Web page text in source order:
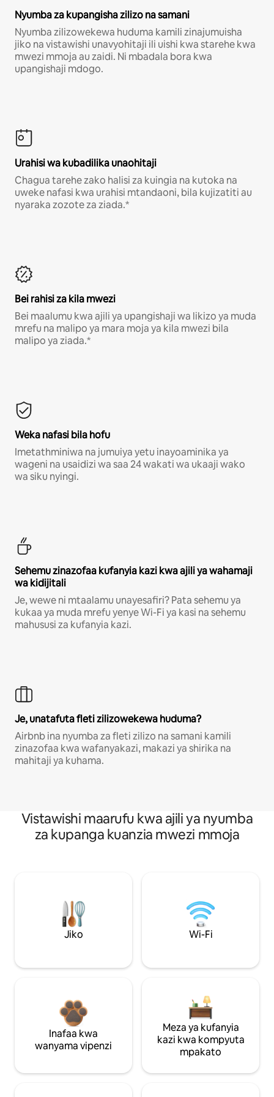
Nyumba za kupangisha zilizo na samani
Nyumba zilizowekewa huduma kamili zinajumuisha
jiko na vistawishi unavyohitaji ili uishi kwa starehe kwa
mwezi mmoja au zaidi. Ni mbadala bora kwa
upangishaji mdogo.
Urahisi wa kubadilika unaohitaji
Chagua tarehe zako halisi za kuingia na kutoka na
uweke nafasi kwa urahisi mtandaoni, bila kujizatiti au
nyaraka zozote za ziada.*
Bei rahisi za kila mwezi
Bei maalumu kwa ajili ya upangishaji wa likizo ya muda
mrefu na malipo ya mara moja ya kila mwezi bila
malipo ya ziada.*
Weka nafasi bila hofu
Imetathminiwa na jumuiya yetu inayoaminika ya
wageni na usaidizi wa saa 24 wakati wa ukaaji wako
wa siku nyingi.
Sehemu zinazofaa kufanyia kazi kwa ajili ya wahamaji
wa kidijitali
Je, wewe ni mtaalamu unayesafiri? Pata sehemu ya
kukaa ya muda mrefu yenye Wi-Fi ya kasi na sehemu
mahususi za kufanyia kazi.
Je, unatafuta fleti zilizowekewa huduma?
Airbnb ina nyumba za fleti zilizo na samani kamili
zinazofaa kwa wafanyakazi, makazi ya shirika na
mahitaji ya kuhama.
Vistawishi maarufu kwa ajili ya nyumba
za kupanga kuanzia mwezi mmoja
Jiko Wi-Fi
Inafaa kwa
wanyama vipenzi
Meza ya kufanyia
kazi kwa kompyuta
mpakato